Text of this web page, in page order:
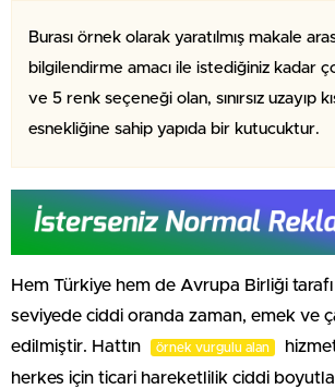
Burası örnek olarak yaratılmış makale
bilgilendirme amacı ile istediğiniz kadar
ve 5 renk seçeneği olan, sınırsız uzayıp
esnekliğine sahip yapıda bir kutucuktur.
Hem Türkiye hem de Avrupa Birliği
seviyede ciddi oranda zaman, emek ve
edilmiştir. Hattın
örnek vurgulu alan
herkes için ticari hareketlilik ciddi